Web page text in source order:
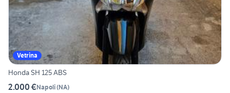
Vetrina
Honda SH 125 ABS
2.000 €Napoli(NA)